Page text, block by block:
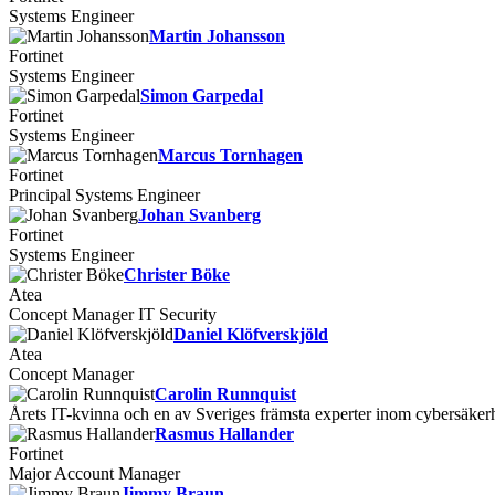
Systems Engineer
Martin Johansson
Fortinet
Systems Engineer
Simon Garpedal
Fortinet
Systems Engineer
Marcus Tornhagen
Fortinet
Principal Systems Engineer
Johan Svanberg
Fortinet
Systems Engineer
Christer Böke
Atea
Concept Manager IT Security
Daniel Klöfverskjöld
Atea
Concept Manager
Carolin Runnquist
Årets IT-kvinna och en av Sveriges främsta experter inom
Rasmus Hallander
Fortinet
Major Account Manager